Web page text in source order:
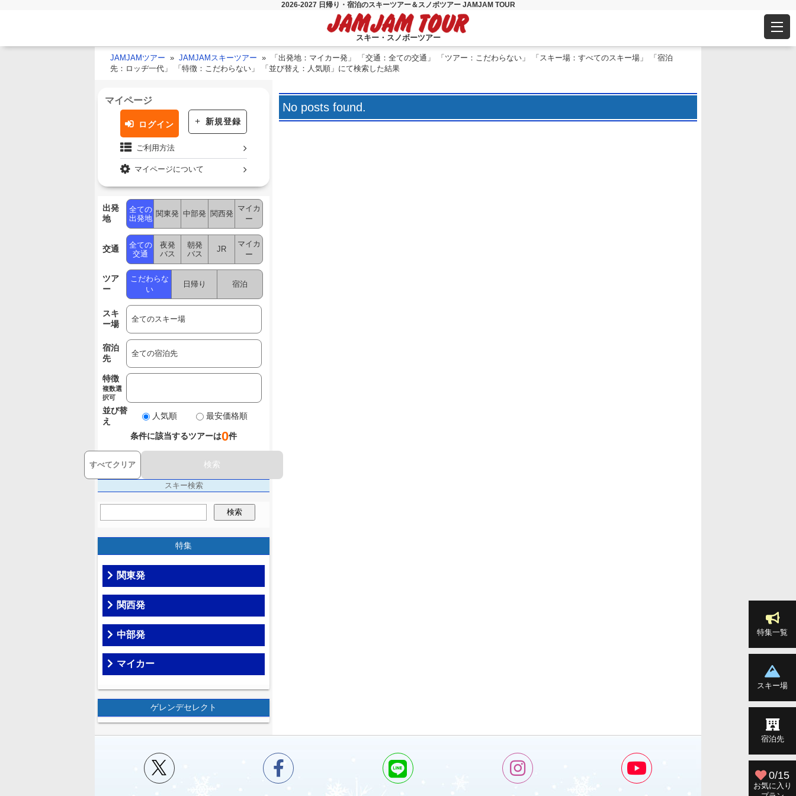
2026-2027 日帰り・宿泊のスキーツアー＆スノボツアー JAMJAM TOUR
スキー・スノボーツアー
JAMJAMツアー JAMJAMスキーツアー
「出発地：マイカー発」 「交通：全ての交通」 「ツアー：こだわらない」 「スキー場：すべてのスキー場」 「宿泊
先：ロッヂ一代」 「特徴：こだわらない」 「並び替え：人気順」にて検索した結果
No posts found.
マイページ
ログイン 新規登録
ご利用方法
マイページについて
出発
地
全ての
出発地
関東発 中部発 関西発
マイカ
ー
交通
全ての
交通
夜発
バス
朝発
バス
JR
マイカ
ー
ツア
ー
こだわらな
い
日帰り 宿泊
スキ
ー場
宿泊
先
特徴
複数選
択可
並び替
え
人気順 最安価格順
条件に該当するツアーは0件
すべてクリア 検索
スキー検索
検索
特集
関東発
関西発
中部発
マイカー
ゲレンデセレクト
特集一覧
スキー場
宿泊先
0/15
お気に入り